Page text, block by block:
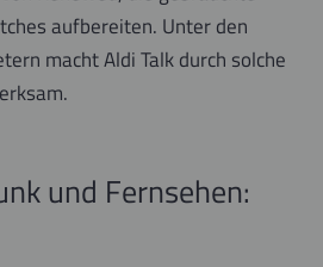
aufbereiten. Unter den
macht Aldi Talk durch solche
und Fernsehen: